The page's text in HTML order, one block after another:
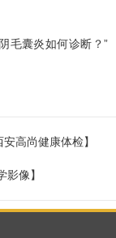
毛囊炎如何诊断？”
高尚健康体检】
像】